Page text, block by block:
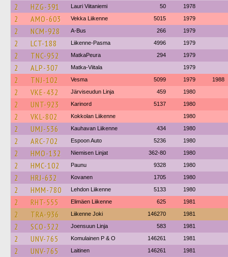
2 HZG-391 Lauri Viitaniemi 50 1978
2 AMO-603 Vekka Liikenne 5015 1979
2 NCM-928 A-Bus 266 1979
2 LCT-188 Liikenne-Pasma 4996 1979
2 TNC-952 MatkaPeura 294 1979
2 ALP-307 Matka-Viitala 1979
2 TNJ-102 Vesma 5099 1979 1988
2 VKE-432 Järviseudun Linja 459 1980
2 UNT-923 Karinord 5137 1980
2 VKL-802 Kokkolan Liikenne 1980
2 UMJ-536 Kauhavan Liikenne 434 1980
2 ARC-702 Espoon Auto 5236 1980
2 HMO-132 Niemisen Linjat 362-80 1980
2 HMC-102 Paunu 9328 1980
2 HRJ-632 Kovanen 1705 1980
2 HMM-780 Lehdon Liikenne 5133 1980
2 RHT-555 Elimäen Liikenne 625 1981
2 TRA-936 Liikenne Joki 146270 1981
2 SCO-322 Joensuun Linja 583 1981
2 UNV-765 Komulainen P & O 146261 1981
2 UNV-765 Laitinen 146261 1981